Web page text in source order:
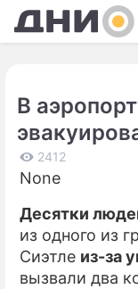
В
2412
None
Десятки
из одного из
Сиэтле из-за
вызвали два